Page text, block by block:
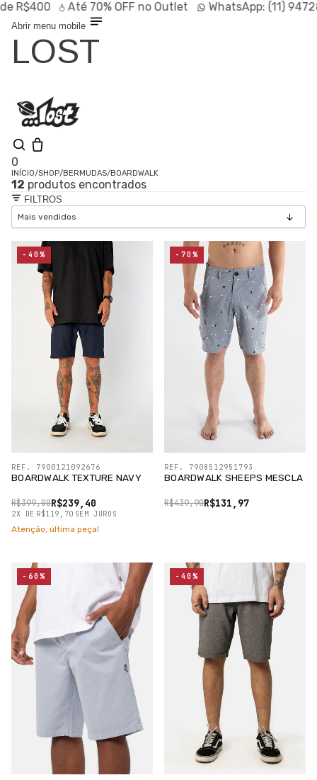
Até70% OFFno Outlet WhatsApp:(11) 94728-
Abrir menu mobile
LOST
0
Shop
Lançamentos
Linhas
Especiais
Outlet SALE
INÍCIO/SHOP/BERMUDAS/BOARDWALK
12 produtos encontrados
FILTROS
BOARDWALK TEXTURE NAVY
R$239,40
R$399,00
2X DE R$119,70 SEM JUROS
REF. 7900121092676
-40%
Atenção, última peça!
BOARDWALK SHEEPS MESCLA
R$131,97
R$439,90
REF. 7908512951793
-70%
-60% -40%